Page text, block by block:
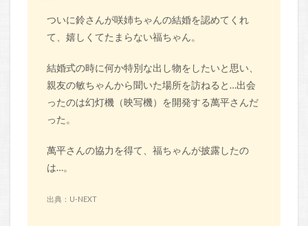
ついに鈴さんが咲姉ちゃんの結婚を認めてくれ
て、嬉しくてたまらない福ちゃん。
結婚式の時に何か特別な出し物をしたいと思い、
親友の敏ちゃんから聞いた場所を訪ねると…出会
ったのは幻灯機（映写機）を開発する萬平さんだ
った。
萬平さんの協力を得て、福ちゃんが披露したの
は…。
出典：U-NEXT